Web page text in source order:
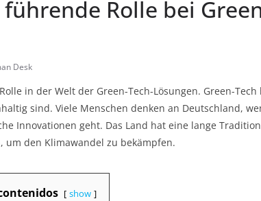
Rolle bei
Desk
in der Welt der Green-Tech-Lösungen. Green-
sind. Viele Menschen denken an Deutschland,
Innovationen geht. Das Land hat eine lange
um den Klimawandel zu bekämpfen.
show